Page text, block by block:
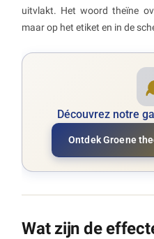
uitvlakt. Het woord theïne
maar op het etiket en in de
Découvrez notre
Ontdek Groene
Wat zijn de